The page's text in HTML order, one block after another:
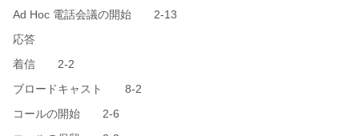
Ad Hoc 電話会議の開始 2-13
応答
着信 2-2
ブロードキャスト 8-2
コールの開始 2-6